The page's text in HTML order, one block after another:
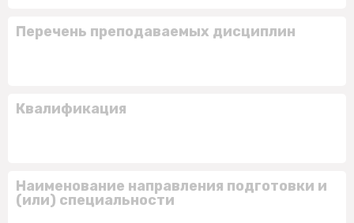
Перечень преподаваемых дисциплин
Квалификация
Наименование направления подготовки и
(или) специальности